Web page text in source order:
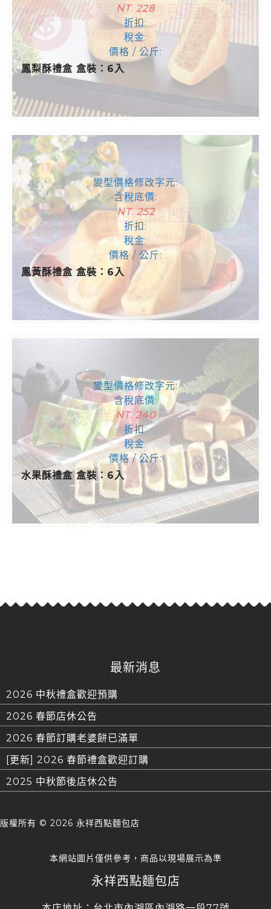
NT. 228
折扣:
稅金:
價格 / 公斤:
鳳梨酥禮盒 盒裝：6入
變型價格修改字元:
含稅底價:
NT. 252
折扣:
稅金:
價格 / 公斤:
鳳黃酥禮盒 盒裝：6入
變型價格修改字元:
含稅底價:
NT. 240
折扣:
稅金:
價格 / 公斤:
水果酥禮盒 盒裝：6入
最新消息
2026 中秋禮盒歡迎預購
2026 春節店休公告
2026 春節訂購老婆餅已滿單
[更新] 2026 春節禮盒歡迎訂購
2025 中秋節後店休公告
版權所有 © 2026 永祥西點麵包店
本網站圖片僅供參考，商品以現場展示為準
永祥西點麵包店